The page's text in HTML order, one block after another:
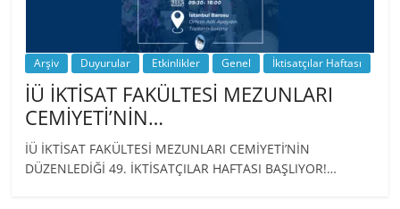
Arşiv Duyurular Etkinlikler Genel İktisatçılar Haftası
İÜ İKTİSAT FAKÜLTESİ MEZUNLARI
CEMİYETİ’NİN…
İÜ İKTİSAT FAKÜLTESİ MEZUNLARI CEMİYETİ’NİN
DÜZENLEDİĞİ 49. İKTİSATÇILAR HAFTASI BAŞLIYOR!…